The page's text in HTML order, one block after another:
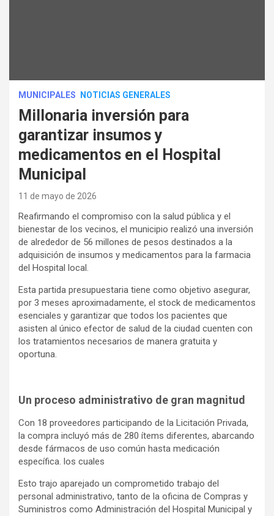
MUNICIPALES NOTICIAS GENERALES
Millonaria inversión para
garantizar insumos y
medicamentos en el Hospital
Municipal
11 de mayo de 2026
Reafirmando el compromiso con la salud pública y el
bienestar de los vecinos, el municipio realizó una inversión
de alrededor de 56 millones de pesos destinados a la
adquisición de insumos y medicamentos para la farmacia
del Hospital local.
Esta partida presupuestaria tiene como objetivo asegurar,
por 3 meses aproximadamente, el stock de medicamentos
esenciales y garantizar que todos los pacientes que
asisten al único efector de salud de la ciudad cuenten con
los tratamientos necesarios de manera gratuita y
oportuna.
Un proceso administrativo de gran magnitud
Con 18 proveedores participando de la Licitación Privada,
la compra incluyó más de 280 ítems diferentes, abarcando
desde fármacos de uso común hasta medicación
específica. los cuales
Esto trajo aparejado un comprometido trabajo del
personal administrativo, tanto de la oficina de Compras y
Suministros como Administración del Hospital Municipal y